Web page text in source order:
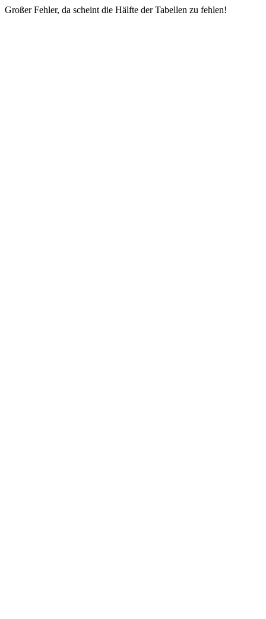
Großer Fehler, da scheint die Hälfte der Tabellen zu fehlen!